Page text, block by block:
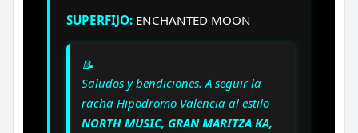
SUPERFIJO: ENCHANTED MOON
📝
Saludos y bendiciones. A seguir la
racha Hipodromo Valencia al estilo
NORTH MUSIC, GRAN MARITZA KA,